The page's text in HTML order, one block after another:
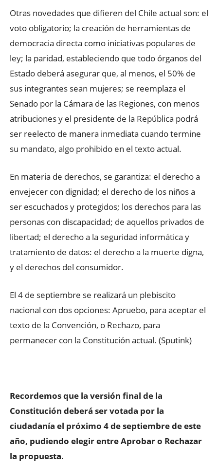
Otras novedades que difieren del Chile actual son: el
voto obligatorio; la creación de herramientas de
democracia directa como iniciativas populares de
ley; la paridad, estableciendo que todo órganos del
Estado deberá asegurar que, al menos, el 50% de
sus integrantes sean mujeres; se reemplaza el
Senado por la Cámara de las Regiones, con menos
atribuciones y el presidente de la República podrá
ser reelecto de manera inmediata cuando termine
su mandato, algo prohibido en el texto actual.
En materia de derechos, se garantiza: el derecho a
envejecer con dignidad; el derecho de los niños a
ser escuchados y protegidos; los derechos para las
personas con discapacidad; de aquellos privados de
libertad; el derecho a la seguridad informática y
tratamiento de datos: el derecho a la muerte digna,
y el derechos del consumidor.
El 4 de septiembre se realizará un plebiscito
nacional con dos opciones: Apruebo, para aceptar el
texto de la Convención, o Rechazo, para
permanecer con la Constitución actual. (Sputink)
Recordemos que la versión final de la
Constitución deberá ser votada por la
ciudadanía el próximo 4 de septiembre de este
año, pudiendo elegir entre Aprobar o Rechazar
la propuesta.